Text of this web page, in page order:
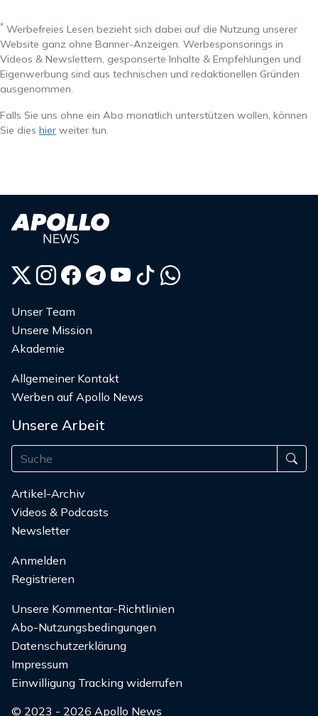
* Werbefreies Lesen bezieht sich dabei auf die Nutzung unserer
Website ganz ohne Banner-Anzeigen. Werbesponsorings in
Videos & Newslettern, gesponserte Inhalte & Empfehlungen und
Eigenwerbung sind aus technischen und redaktionellen Gründen
ausgenommen.
Falls Sie uns ohne ein Abo monatlich unterstützen wollen, können
Sie dies hier weiter tun.
Unser Team
Unsere Mission
Akademie
Allgemeiner Kontakt
Werben auf Apollo News
Unsere Arbeit
Artikel-Archiv
Videos & Podcasts
Newsletter
Anmelden
Registrieren
Unsere Kommentar-Richtlinien
Abo-Nutzungsbedingungen
Datenschutzerklärung
Impressum
Einwilligung Tracking widerrufen
© 2023 - 2026 Apollo News